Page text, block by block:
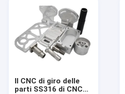
Il CNC di giro delle
parti SS316 di CNC